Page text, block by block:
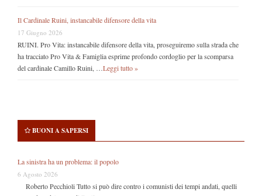
Il Cardinale Ruini, instancabile difensore della vita
17 Giugno 2026
RUINI. Pro Vita: instancabile difensore della vita, proseguiremo sulla strada che
ha tracciato Pro Vita & Famiglia esprime profondo cordoglio per la scomparsa
del cardinale Camillo Ruini, … Leggi tutto »
BUONI A SAPERSI
La sinistra ha un problema: il popolo
6 Agosto 2026
Roberto Pecchioli Tutto si può dire contro i comunisti dei tempi andati, quelli